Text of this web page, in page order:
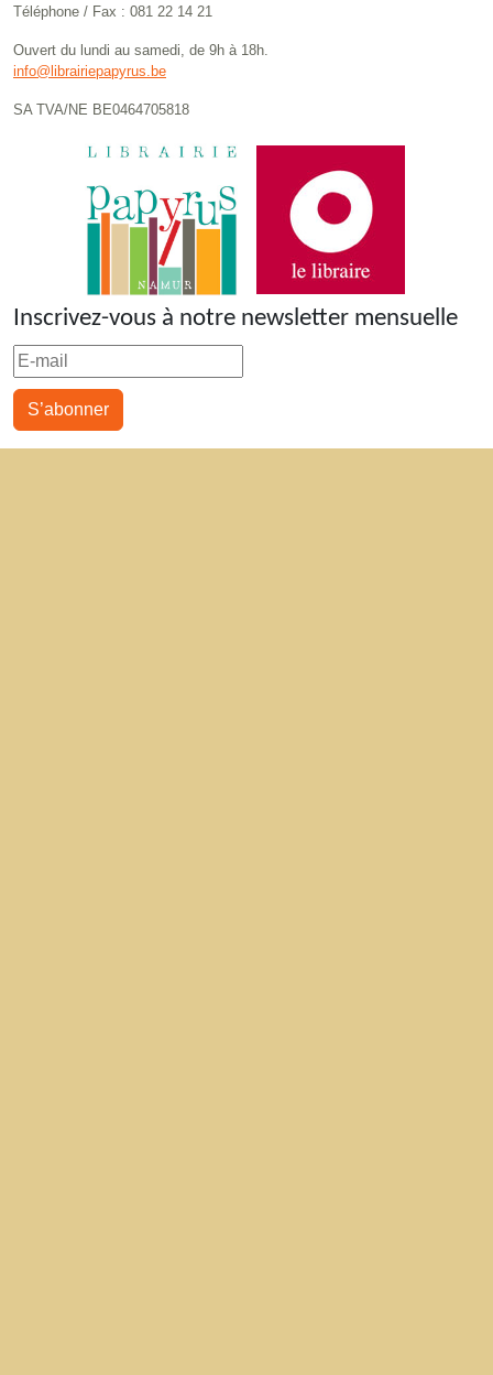
Téléphone / Fax : 081 22 14 21
Ouvert du lundi au samedi, de 9h à 18h.
info@librairiepapyrus.be
SA TVA/NE BE0464705818
Inscrivez-vous à notre newsletter mensuelle
S’abonner